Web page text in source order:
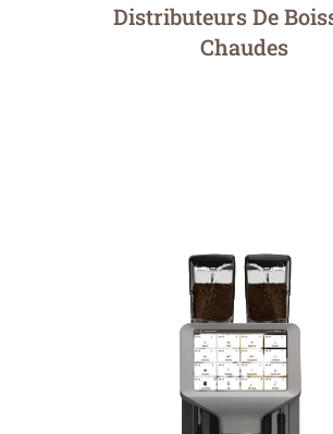
Distributeurs De
Chaudes
Distribution
Pour les moyennes et grandes
simple machine à café ne suffit
distributeurs automatiques offrent
de boissons, collations et repas pour
tous les collaborateurs, sans quitter le